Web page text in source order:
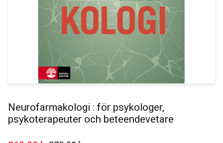
Neurofarmakologi : för psykologer,
psykoterapeuter och beteendevetare